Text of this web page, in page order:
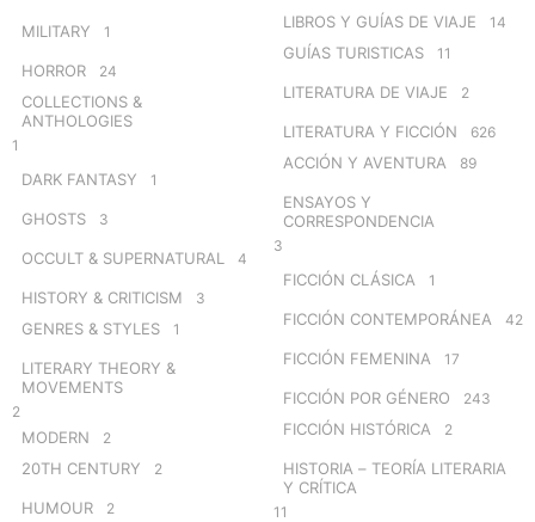
MILITARY 1
HORROR 24
COLLECTIONS &
ANTHOLOGIES
1
DARK FANTASY 1
GHOSTS 3
OCCULT & SUPERNATURAL 4
HISTORY & CRITICISM 3
GENRES & STYLES 1
LITERARY THEORY &
MOVEMENTS
2
MODERN 2
20TH CENTURY 2
HUMOUR 2
LIBROS Y GUÍAS DE VIAJE 14
GUÍAS TURISTICAS 11
LITERATURA DE VIAJE 2
LITERATURA Y FICCIÓN 626
ACCIÓN Y AVENTURA 89
ENSAYOS Y
CORRESPONDENCIA
3
FICCIÓN CLÁSICA 1
FICCIÓN CONTEMPORÁNEA 42
FICCIÓN FEMENINA 17
FICCIÓN POR GÉNERO 243
FICCIÓN HISTÓRICA 2
HISTORIA – TEORÍA LITERARIA
Y CRÍTICA
11